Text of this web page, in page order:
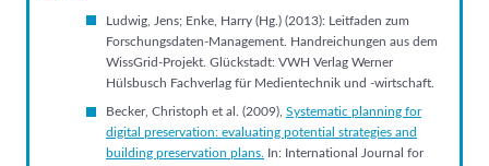
Ludwig, Jens; Enke, Harry (Hg.) (2013): Leitfaden zum
Forschungsdaten-Management. Handreichungen aus dem
WissGrid-Projekt. Glückstadt: VWH Verlag Werner
Hülsbusch Fachverlag für Medientechnik und -wirtschaft.
Becker, Christoph et al. (2009), Systematic planning for
digital preservation: evaluating potential strategies and
building preservation plans. In: International Journal for